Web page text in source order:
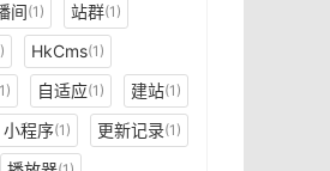
间(1) 站群(1)
HkCms(1)
自适应(1) 建站(1)
小程序(1) 更新记录(1)